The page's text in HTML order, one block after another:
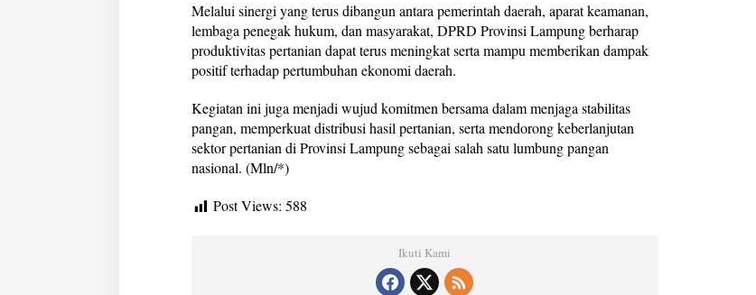
Melalui sinergi yang terus dibangun antara pemerintah daerah, aparat keamanan,
lembaga penegak hukum, dan masyarakat, DPRD Provinsi Lampung berharap
produktivitas pertanian dapat terus meningkat serta mampu memberikan dampak
positif terhadap pertumbuhan ekonomi daerah.
Kegiatan ini juga menjadi wujud komitmen bersama dalam menjaga stabilitas
pangan, memperkuat distribusi hasil pertanian, serta mendorong keberlanjutan
sektor pertanian di Provinsi Lampung sebagai salah satu lumbung pangan
nasional. (Mln/*)
Post Views: 588
Ikuti Kami